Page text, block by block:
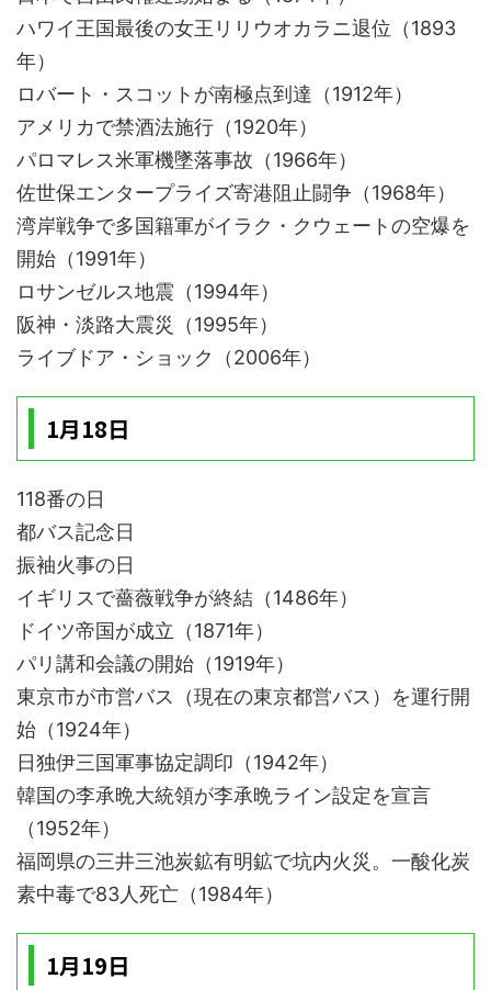
ハワイ王国最後の女王リリウオカラニ退位（1893
年）
ロバート・スコットが南極点到達（1912年）
アメリカで禁酒法施行（1920年）
パロマレス米軍機墜落事故（1966年）
佐世保エンタープライズ寄港阻止闘争（1968年）
湾岸戦争で多国籍軍がイラク・クウェートの空爆を
開始（1991年）
ロサンゼルス地震（1994年）
阪神・淡路大震災（1995年）
ライブドア・ショック（2006年）
1月18日
118番の日
都バス記念日
振袖火事の日
イギリスで薔薇戦争が終結（1486年）
ドイツ帝国が成立（1871年）
パリ講和会議の開始（1919年）
東京市が市営バス（現在の東京都営バス）を運行開
始（1924年）
日独伊三国軍事協定調印（1942年）
韓国の李承晩大統領が李承晩ライン設定を宣言
（1952年）
福岡県の三井三池炭鉱有明鉱で坑内火災。一酸化炭
素中毒で83人死亡（1984年）
1月19日